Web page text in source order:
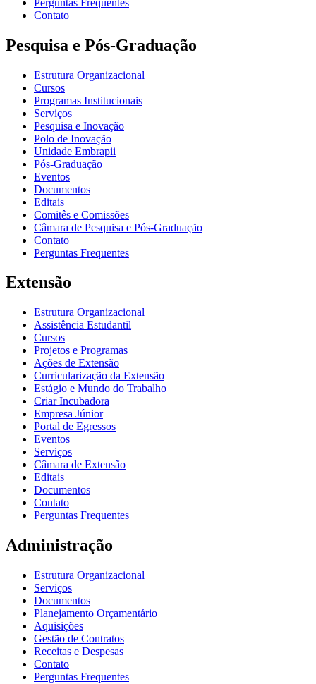
Contato
Pesquisa e Pós-Graduação
Estrutura Organizacional
Cursos
Programas Institucionais
Serviços
Pesquisa e Inovação
Polo de Inovação
Unidade Embrapii
Pós-Graduação
Eventos
Documentos
Editais
Comitês e Comissões
Câmara de Pesquisa e Pós-Graduação
Contato
Perguntas Frequentes
Extensão
Estrutura Organizacional
Assistência Estudantil
Cursos
Projetos e Programas
Ações de Extensão
Curricularização da Extensão
Estágio e Mundo do Trabalho
Criar Incubadora
Empresa Júnior
Portal de Egressos
Eventos
Serviços
Câmara de Extensão
Editais
Documentos
Contato
Perguntas Frequentes
Administração
Estrutura Organizacional
Serviços
Documentos
Planejamento Orçamentário
Aquisições
Gestão de Contratos
Receitas e Despesas
Contato
Perguntas Frequentes